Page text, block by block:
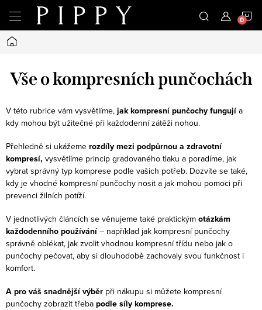
obsah
Domů
Vše o kompresních punčochách
V této rubrice vám vysvětlíme, jak kompresní punčochy fungujía
kdy mohou být užitečné při každodenní zátěži nohou.
Přehledně si ukážeme rozdíly mezi podpůrnou a zdravotní
kompresí, vysvětlíme princip gradovaného tlaku a poradíme, jak
vybrat správný typ komprese podle vašich potřeb. Dozvíte se také,
kdy je vhodné kompresní punčochy nosit a jak mohou pomoci při
prevenci žilních potíží.
V jednotlivých článcích se věnujeme také praktickým otázkám
každodenního používání– například jak kompresní punčochy
správně oblékat, jak zvolit vhodnou kompresní třídu nebo jak o
punčochy pečovat, aby si dlouhodobě zachovaly svou funkčnost i
komfort.
A pro váš snadnější výběr při nákupu si můžete kompresní
punčochy zobrazit třeba podle síly komprese.